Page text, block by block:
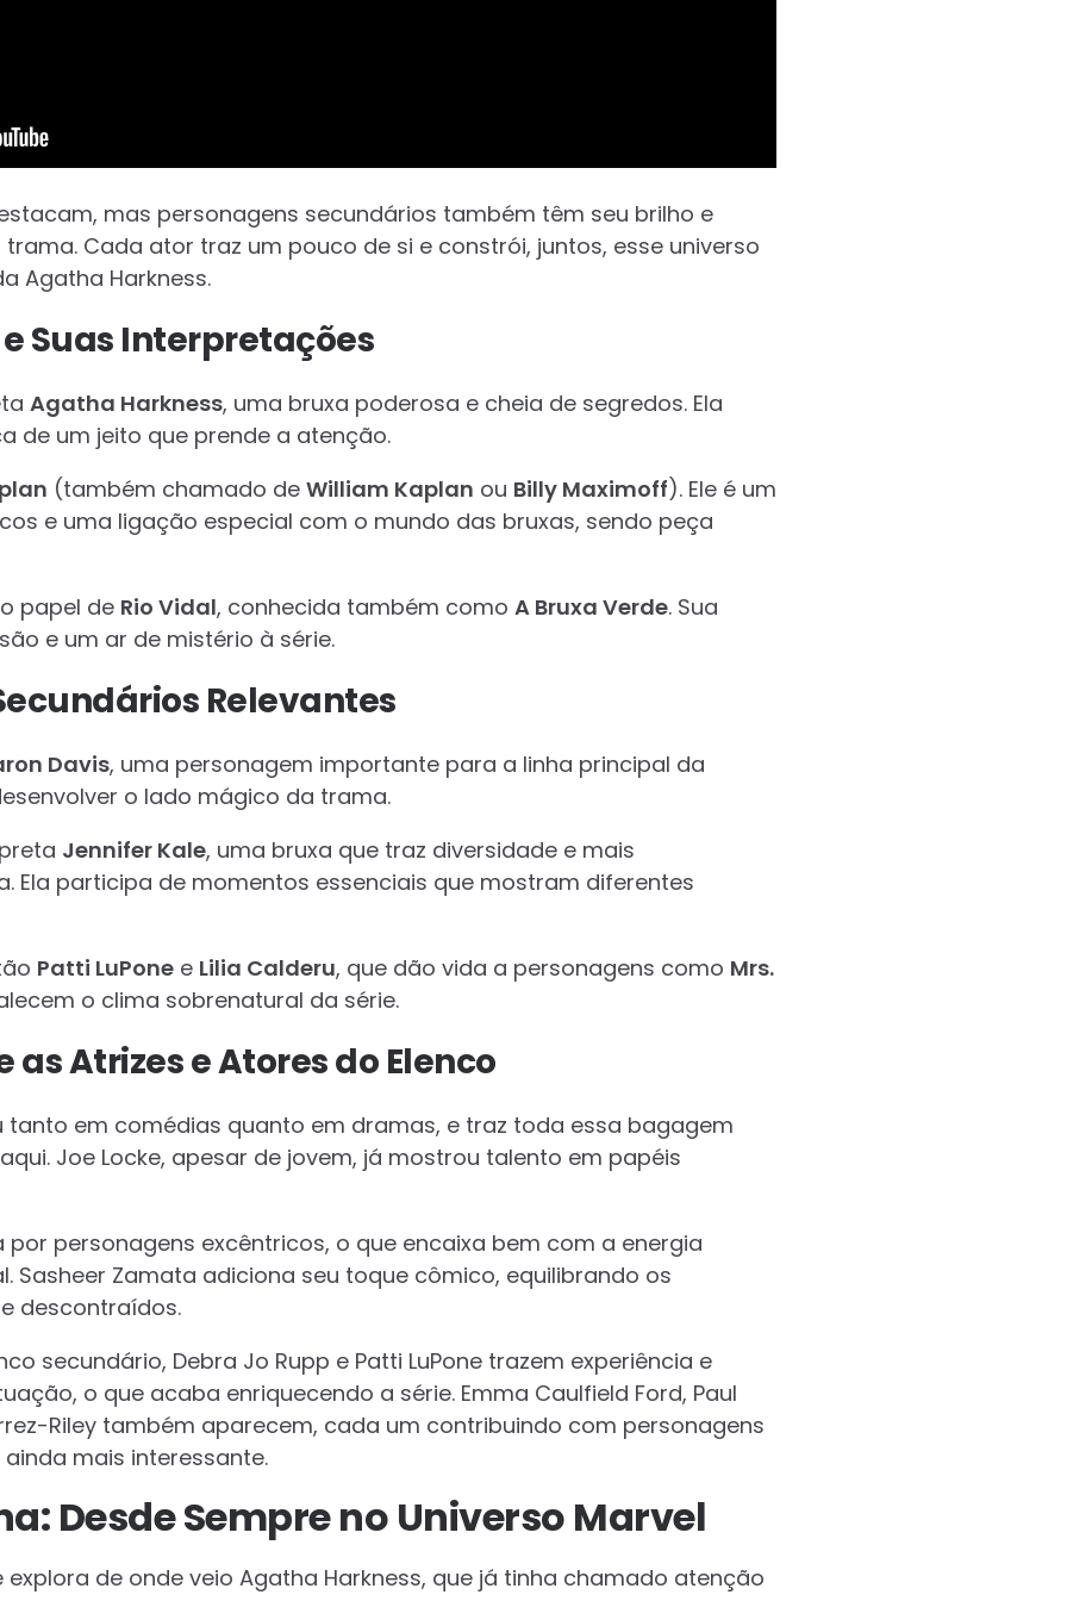
mas personagens secundários também têm seu brilho e
Cada ator traz um pouco de si e constrói, juntos, esse universo
Agatha Harkness.
Suas Interpretações
Agatha Harkness, uma bruxa poderosa e cheia de segredos. Ela
de um jeito que prende a atenção.
(também chamado de William Kaplan ou Billy Maximoff). Ele é um
e uma ligação especial com o mundo das bruxas, sendo peça
papel de Rio Vidal, conhecida também como A Bruxa Verde. Sua
e um ar de mistério à série.
Relevantes
Davis, uma personagem importante para a linha principal da
o lado mágico da trama.
Jennifer Kale, uma bruxa que traz diversidade e mais
Ela participa de momentos essenciais que mostram diferentes
Patti LuPonee Lilia Calderu, que dão vida a personagens como Mrs.
o clima sobrenatural da série.
as Atrizes e Atores do Elenco
tanto em comédias quanto em dramas, e traz toda essa bagagem
Joe Locke, apesar de jovem, já mostrou talento em papéis
por personagens excêntricos, o que encaixa bem com a energia
Sasheer Zamata adiciona seu toque cômico, equilibrando os
descontraídos.
secundário, Debra Jo Rupp e Patti LuPone trazem experiência e
o que acaba enriquecendo a série. Emma Caulfield Ford, Paul
Riley também aparecem, cada um contribuindo com personagens
mais interessante.
Desde Sempre no Universo Marvel
explora de onde veio Agatha Harkness, que já tinha chamado atenção